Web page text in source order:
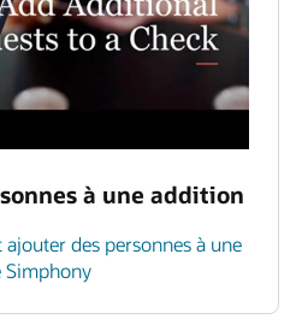
à une addition
des personnes à une
Simphony